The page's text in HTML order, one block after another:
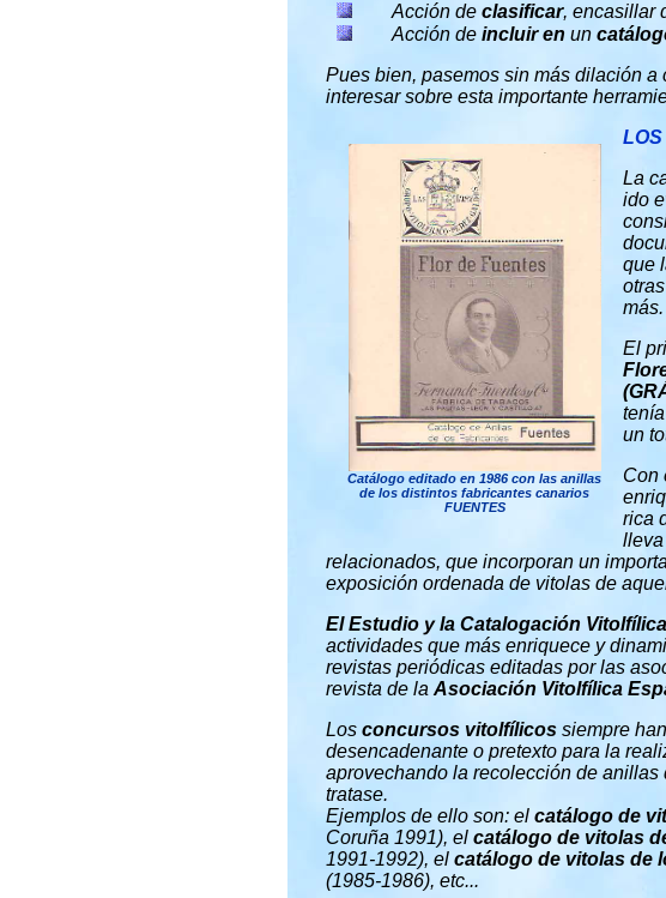
Acción de clasificar, encasillar
Acción de incluir en un
Pues bien, pasemos sin más dilación
interesar sobre esta importante
Catálogo editado en 1986 con las anillas
de los distintos fabricantes canarios
FUENTES
LOS
La
ido
que
más.
El
un
Con
rica
relacionados, que incorporan un
exposición ordenada de vitolas de
El Estudio y la Catalogación Vitolfílica
actividades que más enriquece y
revistas periódicas editadas por las
revista de la Asociación Vitolfílica
Los concursos vitolfílicos siempre
desencadenante o pretexto para la
aprovechando la recolección de anillas
tratase.
Ejemplos de ello son: el catálogo de
Coruña 1991), el catálogo de vitolas
1991-1992), el catálogo de vitolas de
(1985-1986), etc...